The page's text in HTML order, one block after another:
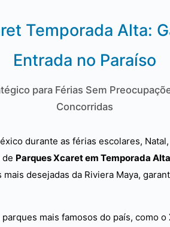
Temporada Alta:
Entrada no Paraíso
para Férias Sem
Concorridas
durante as férias escolares,
de Parques Xcaret em Temporada Alta
desejadas da Riviera Maya,
mais famosos do país, como